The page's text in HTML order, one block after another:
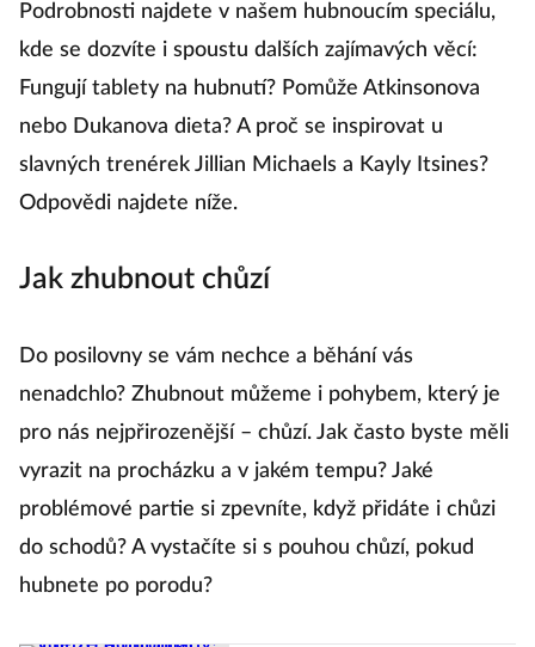
Podrobnosti najdete v našem hubnoucím speciálu,
kde se dozvíte i spoustu dalších zajímavých věcí:
Fungují tablety na hubnutí? Pomůže Atkinsonova
nebo Dukanova dieta? A proč se inspirovat u
slavných trenérek Jillian Michaels a Kayly Itsines?
Odpovědi najdete níže.
Jak zhubnout chůzí
Do posilovny se vám nechce a běhání vás
nenadchlo? Zhubnout můžeme i pohybem, který je
pro nás nejpřirozenější – chůzí. Jak často byste měli
vyrazit na procházku a v jakém tempu? Jaké
problémové partie si zpevníte, když přidáte i chůzi
do schodů? A vystačíte si s pouhou chůzí, pokud
hubnete po porodu?